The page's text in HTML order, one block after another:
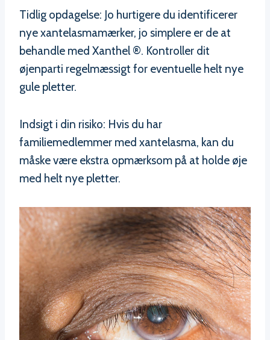
Tidlig opdagelse: Jo hurtigere du identificerer
nye xantelasmamærker, jo simplere er de at
behandle med Xanthel ®. Kontroller dit
øjenparti regelmæssigt for eventuelle helt nye
gule pletter.
Indsigt i din risiko: Hvis du har
familiemedlemmer med xantelasma, kan du
måske være ekstra opmærksom på at holde øje
med helt nye pletter.